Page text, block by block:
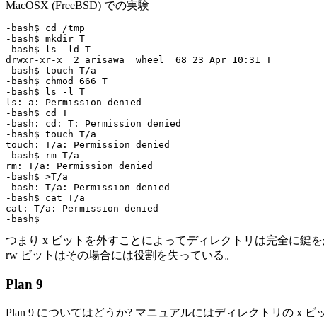
MacOSX (FreeBSD) での実験
-bash$ cd /tmp
-bash$ mkdir T
-bash$ ls -ld T
drwxr-xr-x  2 arisawa  wheel  68 23 Apr 10:31 T
-bash$ touch T/a
-bash$ chmod 666 T
-bash$ ls -l T
ls: a: Permission denied
-bash$ cd T
-bash: cd: T: Permission denied
-bash$ touch T/a
touch: T/a: Permission denied
-bash$ rm T/a
rm: T/a: Permission denied
-bash$ >T/a
-bash: T/a: Permission denied
-bash$ cat T/a
cat: T/a: Permission denied
つまり x ビットを外すことによってディレクトリは完全に鍵を
rw ビットはその場合には役割を失っている。
Plan 9
Plan 9 についてはどうか? マニュアルにはディレクトリの x